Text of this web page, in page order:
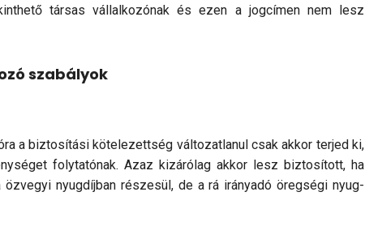
társas vállal­ko­zónak és ezen a jogcímen nem lesz
szabályok
a biztosítási kötele­zett­ség változatlanul csak akkor terjed ki,
folytatónak. Azaz kizárólag akkor lesz biztosított, ha
öz­vegyi nyugdíjban részesül, de a rá irányadó öregségi nyug­